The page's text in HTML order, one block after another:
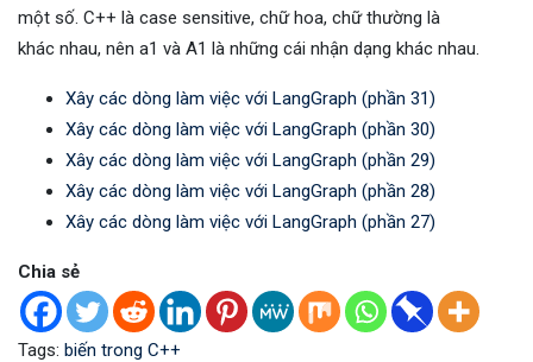
một số. C++ là case sensitive, chữ hoa, chữ thường là
khác nhau, nên a1 và A1 là những cái nhận dạng khác nhau.
Xây các dòng làm việc với LangGraph (phần 31)
Xây các dòng làm việc với LangGraph (phần 30)
Xây các dòng làm việc với LangGraph (phần 29)
Xây các dòng làm việc với LangGraph (phần 28)
Xây các dòng làm việc với LangGraph (phần 27)
Chia sẻ
Tags: biến trong C++